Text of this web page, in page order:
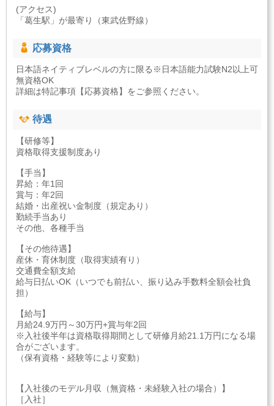
(アクセス)
「葛生駅」が最寄り（東武佐野線）
応募資格
日本語ネイティブレベルの方に限る※日本語能力試験N2以上可
無資格OK
詳細は特記事項【応募資格】をご参照ください。
待遇
【研修等】
資格取得支援制度あり
【手当】
昇給：年1回
賞与：年2回
結婚・出産祝い金制度（規定あり）
勤続手当あり
その他、各種手当
【その他待遇】
産休・育休制度（取得実績有り）
交通費全額支給
給与日払いOK（いつでも前払い、振り込み手数料全額会社負
担）
【給与】
月給24.9万円～30万円+賞与年2回
※入社後半年は資格取得期間として研修月給21.1万円になる場
合がございます。
（保有資格・経験等により変動）
【入社後のモデル月収（無資格・未経験入社の場合）】
［入社］